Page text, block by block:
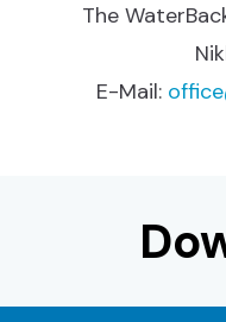
The
E-Mail: